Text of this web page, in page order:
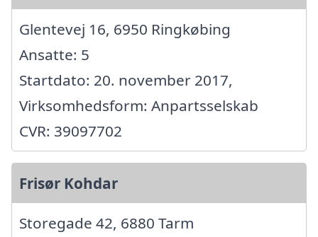
Glentevej 16, 6950 Ringkøbing
Ansatte: 5
Startdato: 20. november 2017,
Virksomhedsform: Anpartsselskab
CVR: 39097702
Frisør Kohdar
Storegade 42, 6880 Tarm